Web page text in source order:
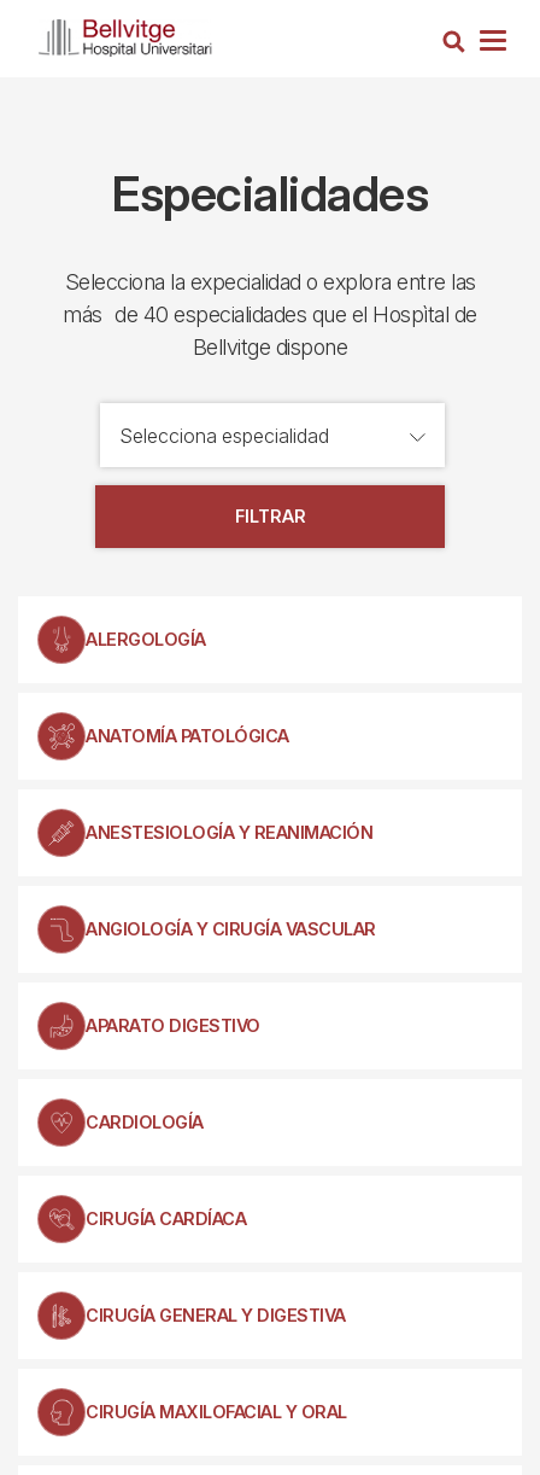
Busca
Especialidades
Selecciona la expecialidad o explora entre las
más de 40 especialidades que el Hospìtal de
Bellvitge dispone
FILTRAR
ALERGOLOGÍA
ANATOMÍA PATOLÓGICA
ANESTESIOLOGÍA Y REANIMACIÓN
ANGIOLOGÍA Y CIRUGÍA VASCULAR
APARATO DIGESTIVO
CARDIOLOGÍA
CIRUGÍA CARDÍACA
CIRUGÍA GENERAL Y DIGESTIVA
CIRUGÍA MAXILOFACIAL Y ORAL